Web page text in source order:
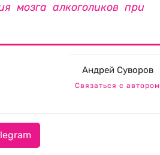
мозга алкоголиков при
Андрей Суворов
Связаться с автором